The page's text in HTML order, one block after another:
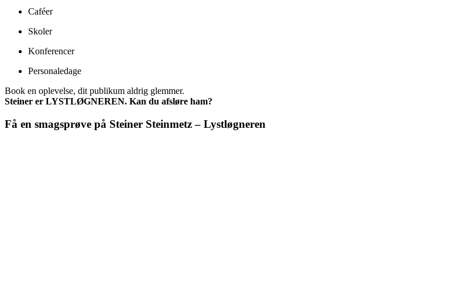
Caféer
Skoler
Konferencer
Personaledage
Book en oplevelse, dit publikum aldrig glemmer.
Steiner er LYSTLØGNEREN. Kan du afsløre ham?
Få en smagsprøve på Steiner Steinmetz – Lystløgneren